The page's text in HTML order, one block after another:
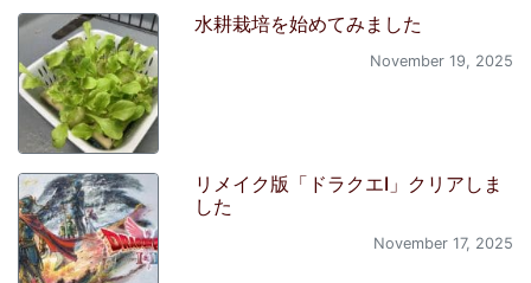
水耕栽培を始めてみました
November 19, 2025
リメイク版「ドラクエI」クリアしま
した
November 17, 2025